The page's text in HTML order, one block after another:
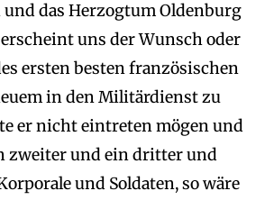
das Herzogtum Oldenburg
uns der Wunsch oder
ersten besten französischen
in den Militärdienst zu
er nicht eintreten mögen und
zweiter und ein dritter und
und Soldaten, so wäre